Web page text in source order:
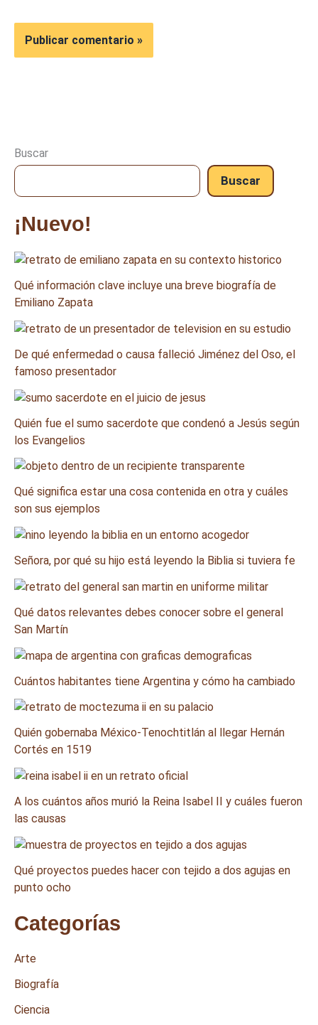
Buscar
Buscar
¡Nuevo!
Qué información clave incluye una breve biografía de
Emiliano Zapata
De qué enfermedad o causa falleció Jiménez del Oso, el
famoso presentador
Quién fue el sumo sacerdote que condenó a Jesús según
los Evangelios
Qué significa estar una cosa contenida en otra y cuáles
son sus ejemplos
Señora, por qué su hijo está leyendo la Biblia si tuviera fe
Qué datos relevantes debes conocer sobre el general
San Martín
Cuántos habitantes tiene Argentina y cómo ha cambiado
Quién gobernaba México-Tenochtitlán al llegar Hernán
Cortés en 1519
A los cuántos años murió la Reina Isabel II y cuáles fueron
las causas
Qué proyectos puedes hacer con tejido a dos agujas en
punto ocho
Categorías
Arte
Biografía
Ciencia